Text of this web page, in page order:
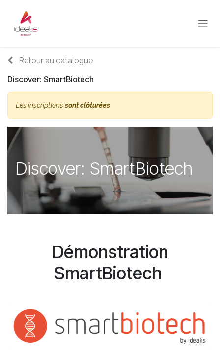
Retour au catalogue
Discover: SmartBiotech
Les inscriptionssont clôturées
Discover: SmartBiotech
Démonstration
SmartBiotech